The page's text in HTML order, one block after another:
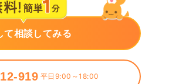
て相談してみる
919 平日9:00～18:00